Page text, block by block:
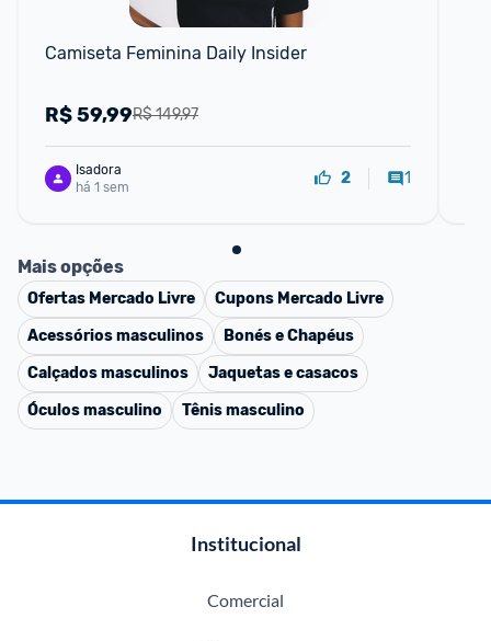
Camiseta Feminina Daily Insider
R$ 149,97
R$59,99
Isadora
há 1 sem
2 1
Mais opções
Ofertas Mercado Livre Cupons Mercado Livre
Acessórios masculinos
Bonés e Chapéus
Calçados masculinos
Jaquetas e casacos
Óculos masculino
Tênis masculino
Institucional
Comercial